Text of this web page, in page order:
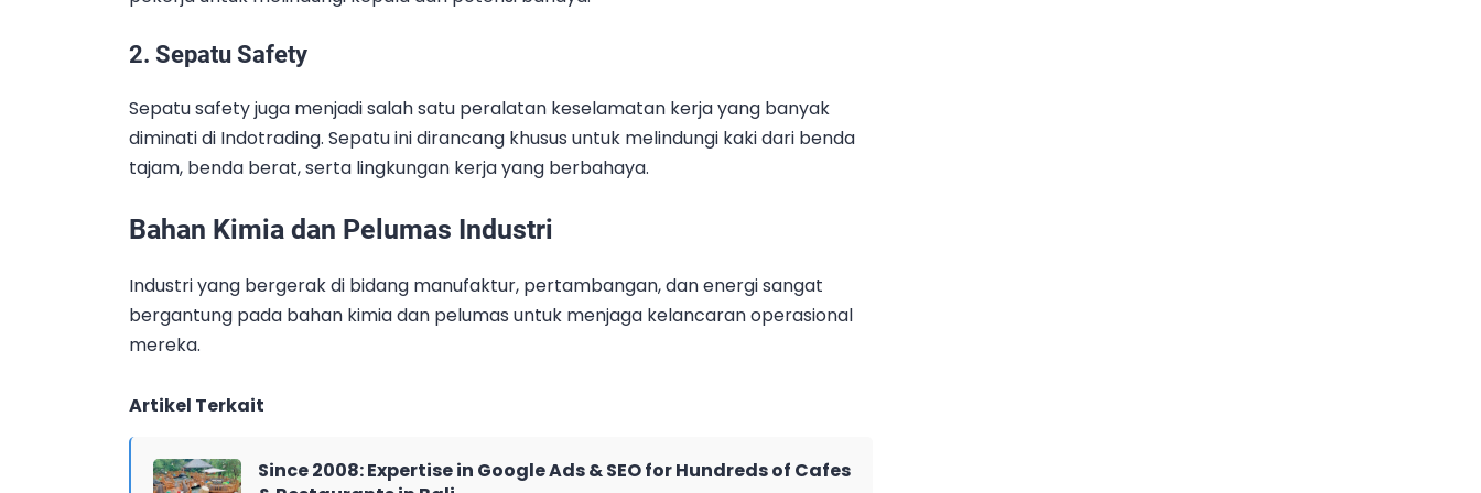
2. Sepatu Safety
Sepatu safety juga menjadi salah satu peralatan keselamatan kerja yang banyak
diminati di Indotrading. Sepatu ini dirancang khusus untuk melindungi kaki dari benda
tajam, benda berat, serta lingkungan kerja yang berbahaya.
Bahan Kimia dan Pelumas Industri
Industri yang bergerak di bidang manufaktur, pertambangan, dan energi sangat
bergantung pada bahan kimia dan pelumas untuk menjaga kelancaran operasional
mereka.
Artikel Terkait
Since 2008: Expertise in Google Ads & SEO for Hundreds of Cafes